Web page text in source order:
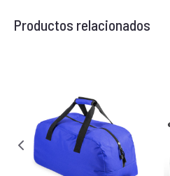
Productos relacionados